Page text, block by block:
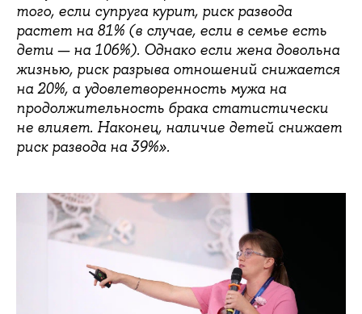
того, если супруга курит, риск развода
растет на 81% (в случае, если в семье есть
дети — на 106%). Однако если жена довольна
жизнью, риск разрыва отношений снижается
на 20%, а удовлетворенность мужа на
продолжительность брака статистически
не влияет. Наконец, наличие детей снижает
риск развода на 39%».